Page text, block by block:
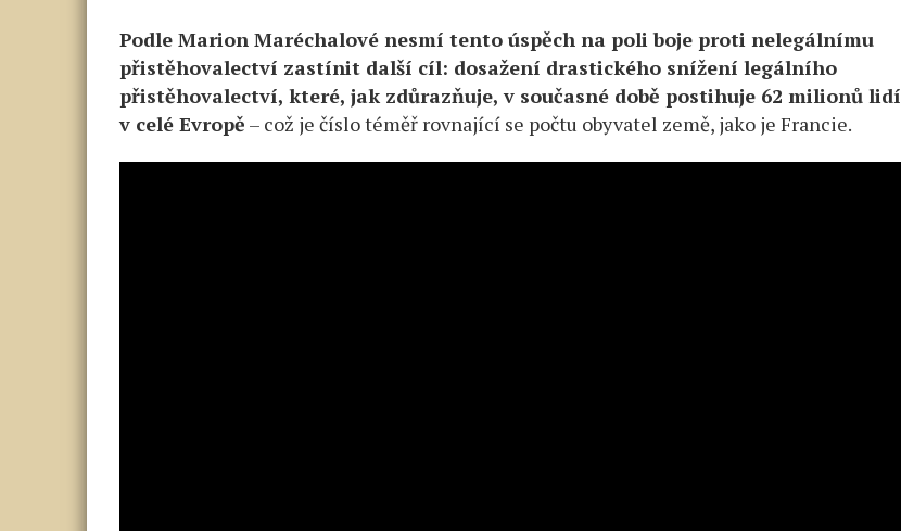
Podle Marion Maréchalové nesmí tento úspěch na poli boje proti nelegálnímu
přistěhovalectví zastínit další cíl: dosažení drastického snížení legálního
přistěhovalectví, které, jak zdůrazňuje, v současné době postihuje 62 milionů lidí
v celé Evropě – což je číslo téměř rovnající se počtu obyvatel země, jako je Francie.